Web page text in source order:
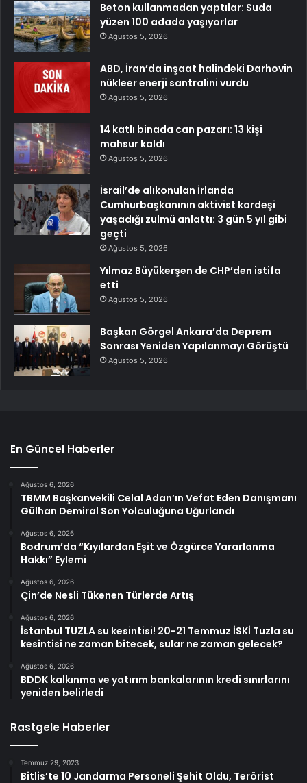
Beton kullanmadan yaptılar: Suda
yüzen 100 adada yaşıyorlar
Ağustos 5, 2026
ABD, İran’da inşaat halindeki Darhovin
nükleer enerji santralini vurdu
Ağustos 5, 2026
14 katlı binada can pazarı: 13 kişi
mahsur kaldı
Ağustos 5, 2026
İsrail’de alıkonulan İrlanda
Cumhurbaşkanının aktivist kardeşi
yaşadığı zulmü anlattı: 3 gün 5 yıl gibi
geçti
Ağustos 5, 2026
Yılmaz Büyükerşen de CHP’den istifa
etti
Ağustos 5, 2026
Başkan Görgel Ankara’da Deprem
Sonrası Yeniden Yapılanmayı Görüştü
Ağustos 5, 2026
En Güncel Haberler
Ağustos 6, 2026
TBMM Başkanvekili Celal Adan’ın Vefat Eden Danışmanı
Gülhan Demiral Son Yolculuğuna Uğurlandı
Ağustos 6, 2026
Bodrum’da “Kıyılardan Eşit ve Özgürce Yararlanma
Hakkı” Eylemi
Ağustos 6, 2026
Çin’de Nesli Tükenen Türlerde Artış
Ağustos 6, 2026
İstanbul TUZLA su kesintisi! 20-21 Temmuz İSKİ Tuzla su
kesintisi ne zaman bitecek, sular ne zaman gelecek?
Ağustos 6, 2026
BDDK kalkınma ve yatırım bankalarının kredi sınırlarını
yeniden belirledi
Rastgele Haberler
Temmuz 29, 2023
Bitlis’te 10 Jandarma Personeli Şehit Oldu, Terörist